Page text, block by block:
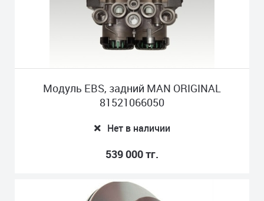
Модуль EBS, задний MAN ORIGINAL
81521066050
Нет в наличии
539 000 тг.